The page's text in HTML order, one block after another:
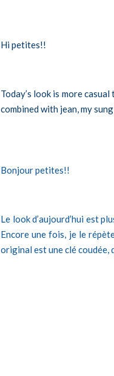
Hi petites!!
Today’s look is more
combined with jean, my
Bonjour petites!!
Le look d’aujourd’hui est
Encore une fois, je le
original est une clé coudée,